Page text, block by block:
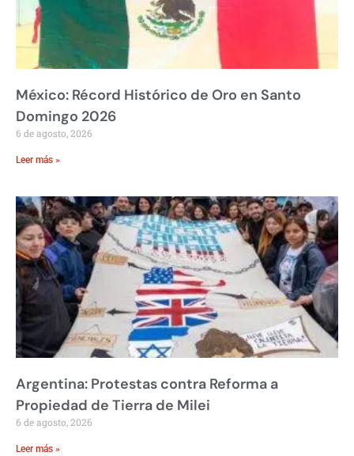
México: Récord Histórico de Oro en Santo
Domingo 2026
6 de agosto, 2026
Leer más »
Argentina: Protestas contra Reforma a
Propiedad de Tierra de Milei
6 de agosto, 2026
Leer más »